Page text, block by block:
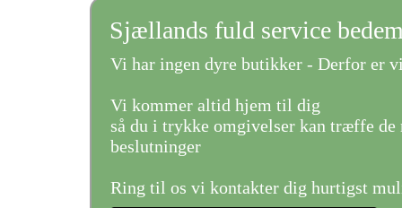
Sjællands fuld service
Vi har ingen dyre butikker - Derfor er
Vi kommer altid hjem til dig
så du i trykke omgivelser kan træffe de
beslutninger
Ring til os vi kontakter dig hurtigst